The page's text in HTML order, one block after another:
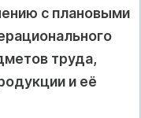
с плановыми
труда,
и её